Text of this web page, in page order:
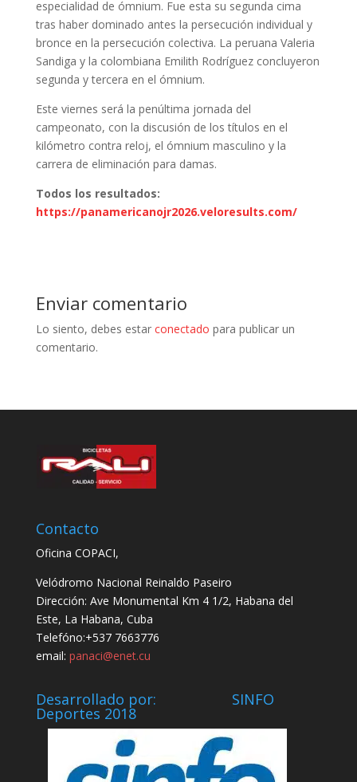
especialidad de ómnium. Fue esta su segunda cima
tras haber dominado antes la persecución individual y
bronce en la persecución colectiva. La peruana Valeria
Sandiga y la colombiana Emilith Rodríguez concluyeron
segunda y tercera en el ómnium.
Este viernes será la penúltima jornada del
campeonato, con la discusión de los títulos en el
kilómetro contra reloj, el ómnium masculino y la
carrera de eliminación para damas.
Todos los resultados:
https://panamericanojr2026.veloresults.com/
Enviar comentario
Lo siento, debes estar conectado para publicar un
comentario.
Contacto
Oficina COPACI,
Velódromo Nacional Reinaldo Paseiro
Dirección: Ave Monumental Km 4 1/2, Habana del
Este, La Habana, Cuba
Telefóno:+537 7663776
email: panaci@enet.cu
Desarrollado por: SINFO
Deportes 2018